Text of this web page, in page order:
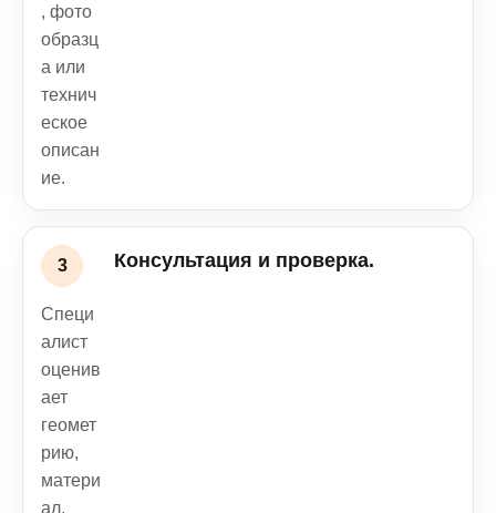
, фото
образц
а или
технич
еское
описан
ие.
Консультация и проверка.
Специ
алист
оценив
ает
геомет
рию,
матери
ал,